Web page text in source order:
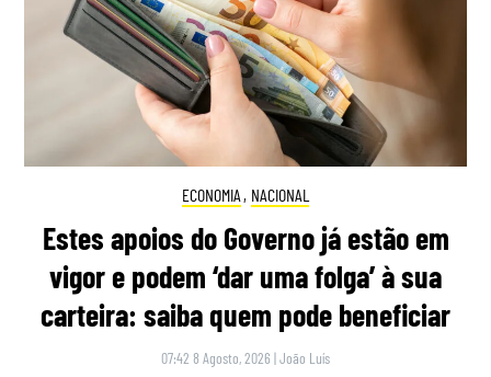
ECONOMIA , NACIONAL
Estes apoios do Governo já estão em
vigor e podem ‘dar uma folga’ à sua
carteira: saiba quem pode beneficiar
07:42 8 Agosto, 2026 |João Luís